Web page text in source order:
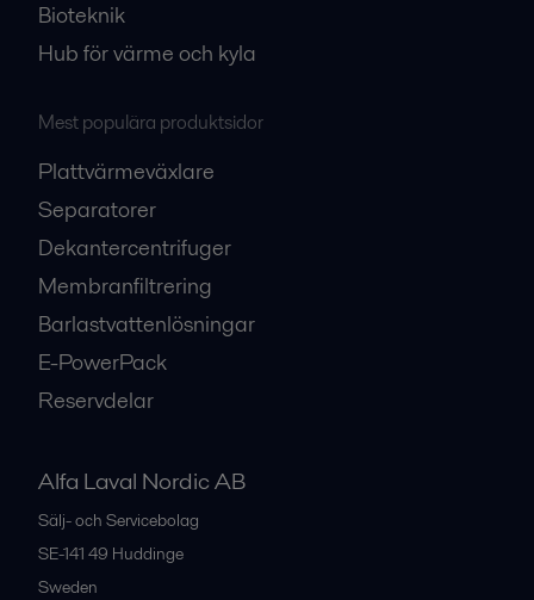
Bioteknik
Hub för värme och kyla
Mest populära produktsidor
Plattvärmeväxlare
Separatorer
Dekantercentrifuger
Membranfiltrering
Barlastvattenlösningar
E-PowerPack
Reservdelar
Alfa Laval Nordic AB
Sälj- och Servicebolag
SE-141 49 Huddinge
Sweden